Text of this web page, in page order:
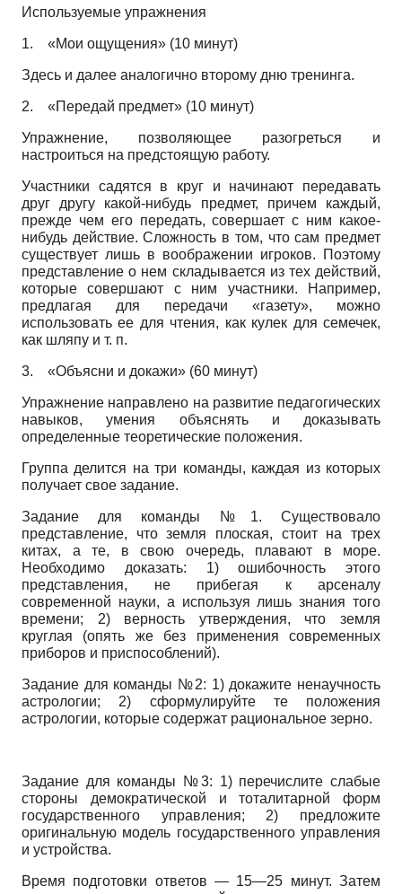
Используемые упражнения
1. «Мои ощущения» (10 минут)
Здесь и далее аналогично второму дню тренинга.
2. «Передай предмет» (10 минут)
Упражнение, позволяющее разогреться и
настроиться на предстоящую работу.
Участники садятся в круг и начинают передавать
друг другу какой-нибудь предмет, причем каждый,
прежде чем его передать, совершает с ним какое-
нибудь действие. Сложность в том, что сам предмет
существует лишь в воображении игроков. Поэтому
представление о нем складывается из тех действий,
которые совершают с ним участники. Например,
предлагая для передачи «газету», можно
использовать ее для чтения, как кулек для семечек,
как шляпу и т. п.
3. «Объясни и докажи» (60 минут)
Упражнение направлено на развитие педагогических
навыков, умения объяснять и доказывать
определенные теоретические положения.
Группа делится на три команды, каждая из которых
получает свое задание.
Задание для команды №1. Существовало
представление, что земля плоская, стоит на трех
китах, а те, в свою очередь, плавают в море.
Необходимо доказать: 1) ошибочность этого
представления, не прибегая к арсеналу
современной науки, а используя лишь знания того
времени; 2) верность утверждения, что земля
круглая (опять же без применения современных
приборов и приспособлений).
Задание для команды №2: 1) докажите ненаучность
астрологии; 2) сформулируйте те положения
астрологии, которые содержат рациональное зерно.
Задание для команды №3: 1) перечислите слабые
стороны демократической и тоталитарной форм
государственного управления; 2) предложите
оригинальную модель государственного управления
и устройства.
Время подготовки ответов — 15—25 минут. Затем